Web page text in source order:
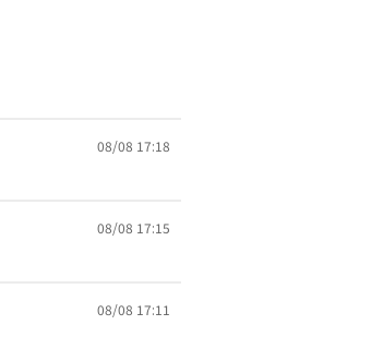
08/08 17:18
08/08 17:15
08/08 17:11